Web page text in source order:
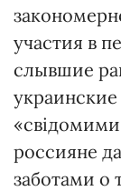
участия в
слывшие
россияне
заботами о